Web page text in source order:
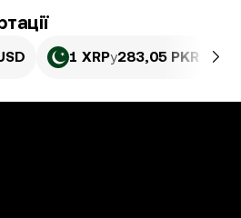
1 XRPу283,05 PKR